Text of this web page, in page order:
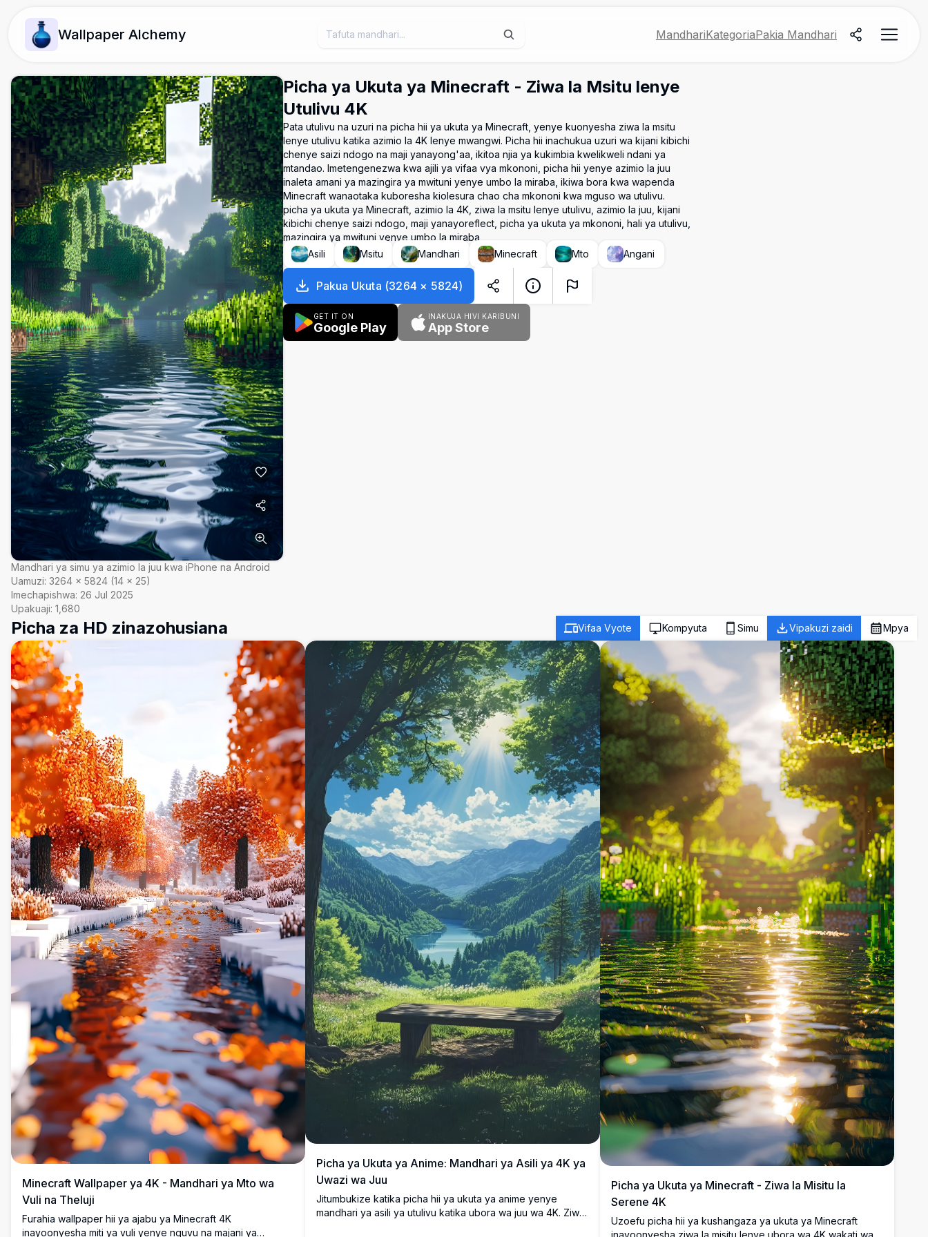
Wallpaper Alchemy MandhariKategoriaPakia Mandhari
Mandhari ya simu ya azimio la juu kwa iPhone na Android
Uamuzi: 3264 × 5824 (14 × 25)
Imechapishwa: 26 Jul 2025
Upakuaji: 1,680
Picha ya Ukuta ya Minecraft - Ziwa la Msitu lenye
Utulivu 4K
Pata utulivu na uzuri na picha hii ya ukuta ya Minecraft, yenye kuonyesha ziwa la msitu
lenye utulivu katika azimio la 4K lenye mwangwi. Picha hii inachukua uzuri wa kijani kibichi
chenye saizi ndogo na maji yanayong'aa, ikitoa njia ya kukimbia kwelikweli ndani ya
mtandao. Imetengenezwa kwa ajili ya vifaa vya mkononi, picha hii yenye azimio la juu
inaleta amani ya mazingira ya mwituni yenye umbo la miraba, ikiwa bora kwa wapenda
Minecraft wanaotaka kuboresha kiolesura chao cha mkononi kwa mguso wa utulivu.
picha ya ukuta ya Minecraft, azimio la 4K, ziwa la msitu lenye utulivu, azimio la juu, kijani
kibichi chenye saizi ndogo, maji yanayoreflect, picha ya ukuta ya mkononi, hali ya utulivu,
mazingira ya mwituni yenye umbo la miraba
Asili
Msitu Mandhari Minecraft Mto Angani
Pakua Ukuta (3264 × 5824)
GET IT ON
Google Play
INAKUJA HIVI KARIBUNI
App Store
Picha za HD zinazohusiana Vifaa Vyote Kompyuta Simu Vipakuzi zaidi Mpya
Minecraft Wallpaper ya 4K - Mandhari ya Mto wa
Vuli na Theluji
Furahia wallpaper hii ya ajabu ya Minecraft 4K
inayoonyesha miti ya vuli yenye nguvu na majani ya
Picha ya Ukuta ya Anime: Mandhari ya Asili ya 4K ya
Uwazi wa Juu
Jitumbukize katika picha hii ya ukuta ya anime yenye
mandhari ya asili ya utulivu katika ubora wa juu wa 4K. Ziwa
Picha ya Ukuta ya Minecraft - Ziwa la Misitu la
Serene 4K
Uzoefu picha hii ya kushangaza ya ukuta ya Minecraft
inayoonyesha ziwa la misitu lenye ubora wa 4K wakati wa